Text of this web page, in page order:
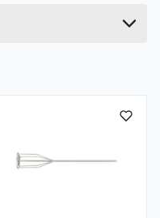
omtale ennå.